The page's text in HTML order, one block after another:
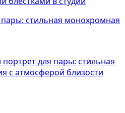
для пары: стильная
с атмосферой близости